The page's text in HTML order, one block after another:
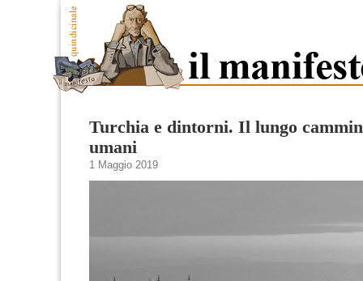
Turchia e dintorni. Il lungo
umani
1 Maggio 2019